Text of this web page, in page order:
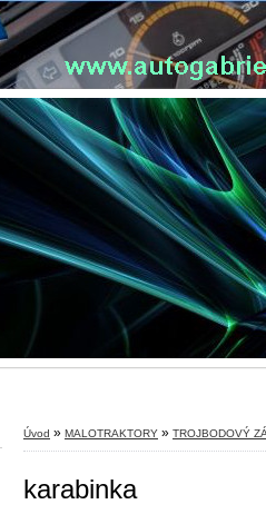
Úvod » MALOTRAKTORY » TROJBODOVÝ
karabinka